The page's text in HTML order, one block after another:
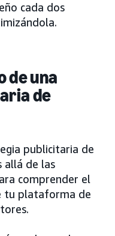
cada dos
de una
de
publicitaria de
allá de las
comprender el
tu plataforma de